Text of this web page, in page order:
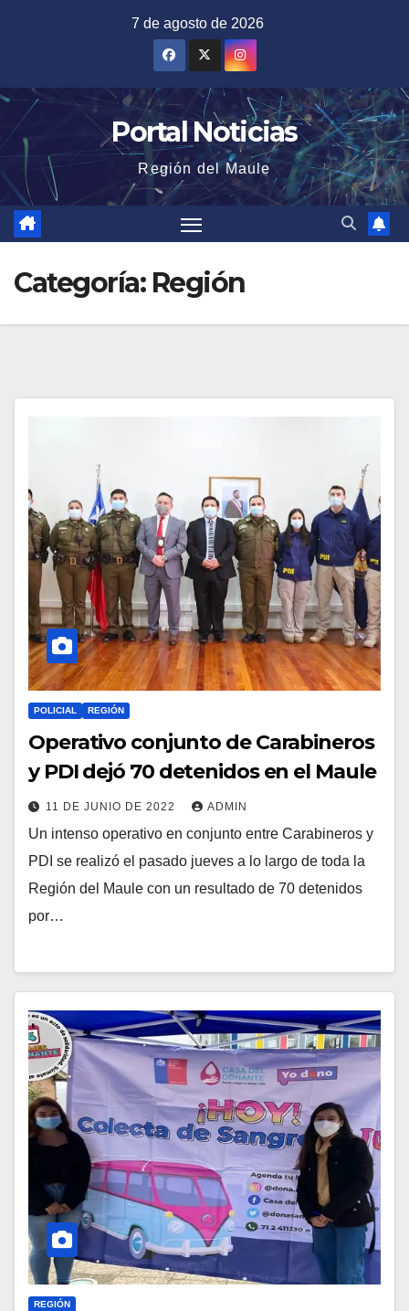
7 de agosto de 2026
Portal Noticias
Región del Maule
Categoría: Región
POLICIAL REGIÓN
Operativo conjunto de Carabineros
y PDI dejó 70 detenidos en el Maule
11 DE JUNIO DE 2022 ADMIN
Un intenso operativo en conjunto entre Carabineros y
PDI se realizó el pasado jueves a lo largo de toda la
Región del Maule con un resultado de 70 detenidos
por…
REGIÓN